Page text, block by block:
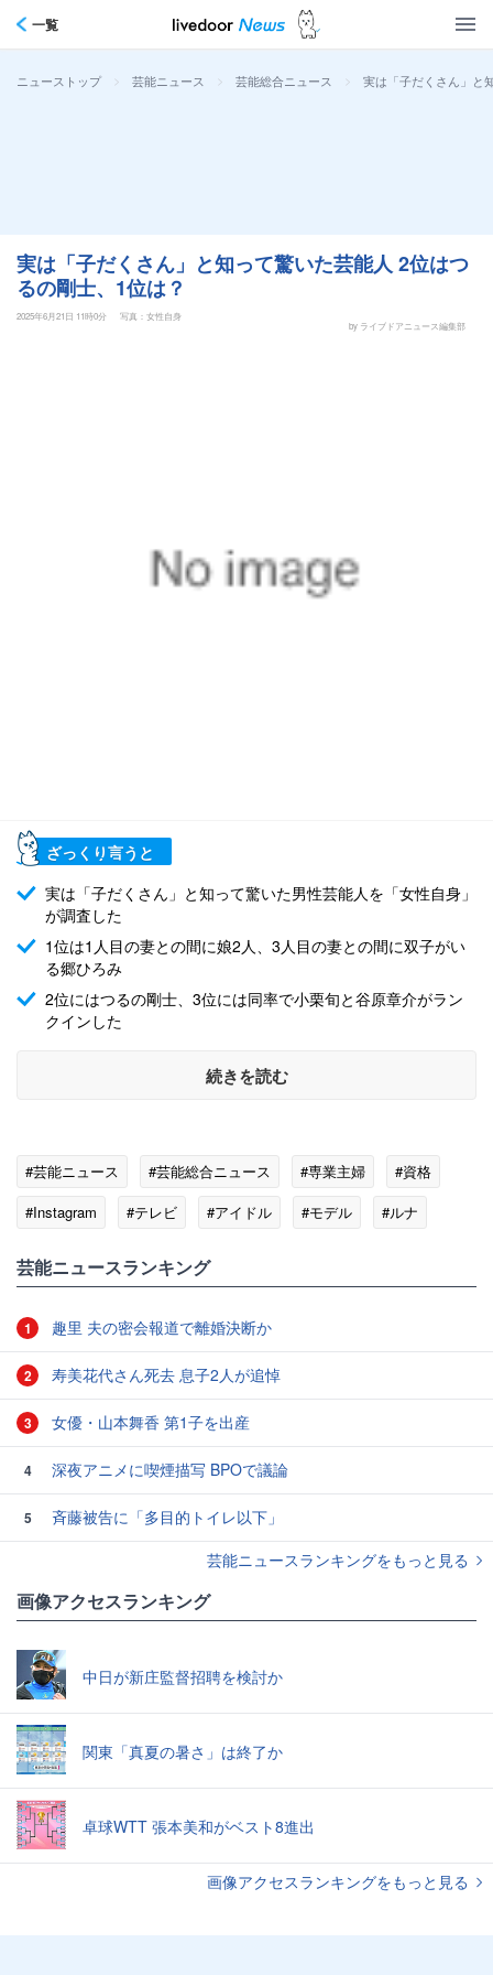
一覧
ニューストップ > 芸能ニュース > 芸能総合ニュース > 実は「子だくさん」と
実は「子だくさん」と知って驚いた芸能人 2位はつ
るの剛士、1位は？
2025年6月21日 11時0分
写真：女性自身
by ライブドアニュース編集部
ざっくり言うと
実は「子だくさん」と知って驚いた男性芸能人を「女性自身」
が調査した
1位は1人目の妻との間に娘2人、3人目の妻との間に双子がい
る郷ひろみ
2位にはつるの剛士、3位には同率で小栗旬と谷原章介がラン
クインした
続きを読む
#芸能ニュース #芸能総合ニュース #専業主婦
#資格
#Instagram
#テレビ #アイドル #モデル
#ルナ
芸能ニュースランキング
1 趣里 夫の密会報道で離婚決断か
2 寿美花代さん死去 息子2人が追悼
3 女優・山本舞香 第1子を出産
4 深夜アニメに喫煙描写 BPOで議論
5
斉藤被告に「多目的トイレ以下」
芸能ニュースランキングをもっと見る
画像アクセスランキング
中日が新庄監督招聘を検討か
関東「真夏の暑さ」は終了か
卓球WTT 張本美和がベスト8進出
画像アクセスランキングをもっと見る